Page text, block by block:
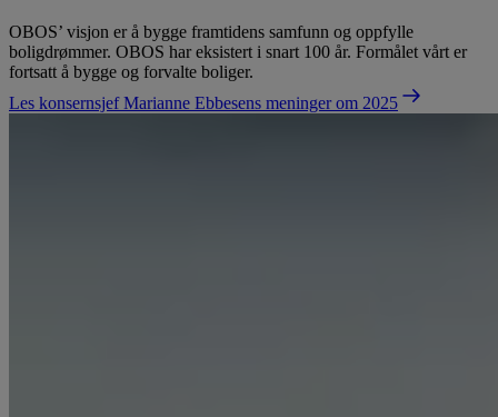
OBOS’ visjon er å bygge framtidens samfunn og oppfylle
boligdrømmer. OBOS har eksistert i snart 100 år. Formålet vårt er
fortsatt å bygge og forvalte boliger.
Les konsernsjef Marianne Ebbesens meninger om 2025